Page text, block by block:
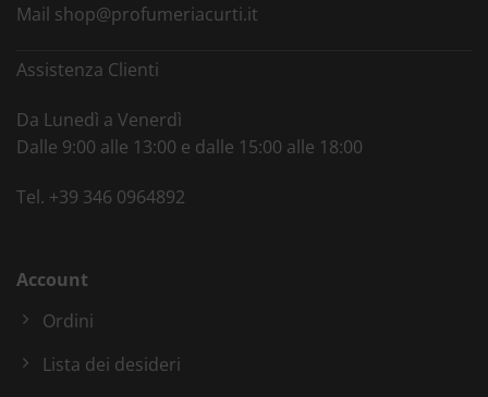
Mail shop@profumeriacurti.it
Assistenza Clienti
Da Lunedì a Venerdì
Dalle 9:00 alle 13:00 e dalle 15:00 alle 18:00
Tel. +39 346 0964892
Account
Ordini
Lista dei desideri